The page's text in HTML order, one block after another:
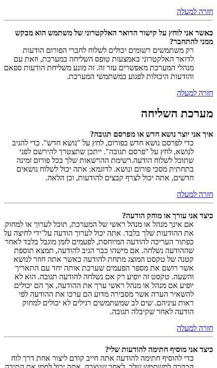
חזרה למעלה
כאשר אני לוחץ על קישור הדואר האלקטרוני של משתמש הוא מבקש
ממני להתחבר?
רק משתמשים רשומים יכולים לשלוח לחברי הפורום הודעות
לדואר האלקטרוני באמצעות טופס השליחה במערכת, וזאת עם
מנהלי המערכת מאפשרים עזר זה. זה מונע משליחת הודעות ספאם
והודעות היכולות לפגוע במשתמשי המערכת.
חזרה למעלה
מערכת השליחה
איך אני יוצר נושא חדש או מפרסם תגובה?
כדי לפרסם נושא חדש בפורום, לחץ על "נושא חדש". כדי להגיב
לנושא, לחץ על "פרסם תגובה". ייתכן שתצטרך להירשם לפני
שתוכל לשלוח הודעה.רשימת ההרשאות שלך בכל פורום זמינה
בתחתית מסכי פורום ונושא. לדוגמא: אתה יכול לשלוח נושאים
חדשים, אתה יכול לצרף קבצים להודעות, וכן הלאה.
חזרה למעלה
כיצד אני עורך או מוחק הודעה?
אם אינך מנהל או מנהל ראשי של המערכת, תוכל לערוך או למחוק
את ההודעות שלך בלבד. אתה יכול לערוך הודעה על־ידי לחיצה על
כפתור העריכה להודעה המיוחסת, לפעמים לזמן מוגבל בלבד לאחר
שההודעה נשלחה. אם מישהו כבר הגיב להודעה, תמצא תוספת
קטנה של טקסט המוצג מתחת להודעה כאשר אתה חוזר לנושא
אשר רושם את מספר הפעמים שערכת אותה יחד עם התאריך
והשעה. טקסט זה יופיע רק אם נשלחה להודעה תגובה. הוא לא
יופיע אם מנהל או מנהל ראשי ערך את ההודעה, אך הם יכולים
להשאיר הערה אשר מסבירה מדוע הם ערכו את ההודעה לפי
ראות עיניהם. שים לב שמשתמשים רגילים לא יכולים למחוק
הודעה לאחר שקיבלה תגובה.
חזרה למעלה
כיצד אני מוסיף חתימה להודעות שלי?
כדי להוסיף חתימה להודעה אתה חייב קודם ליצור אחת דרך לוח